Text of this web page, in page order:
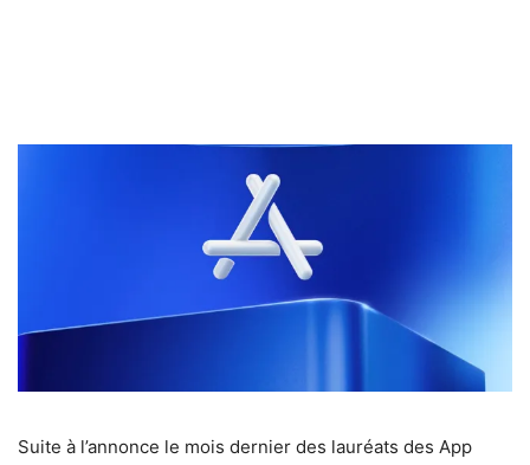
Suite à l’annonce le mois dernier des lauréats des App